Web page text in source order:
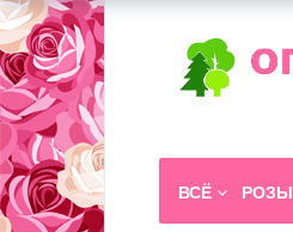
ВСЁ РОЗЫ